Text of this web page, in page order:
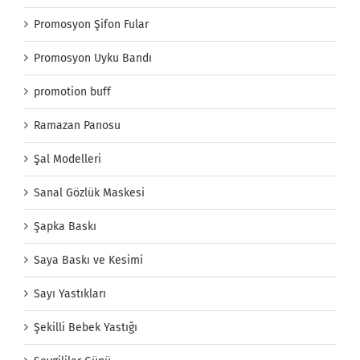
Promosyon Şifon Fular
Promosyon Uyku Bandı
promotion buff
Ramazan Panosu
Şal Modelleri
Sanal Gözlük Maskesi
Şapka Baskı
Saya Baskı ve Kesimi
Sayı Yastıkları
Şekilli Bebek Yastığı